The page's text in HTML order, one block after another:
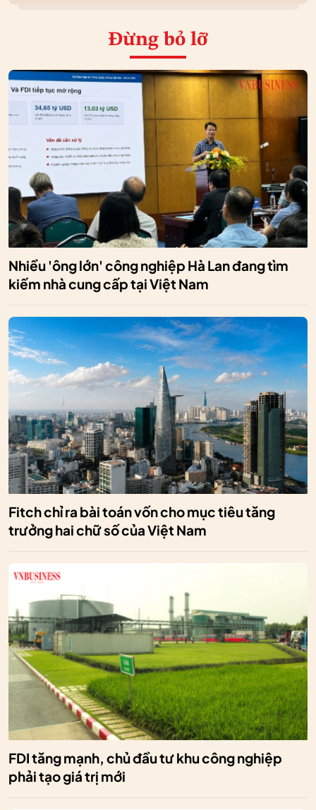
Đừng bỏ lỡ
Nhiều 'ông lớn' công nghiệp Hà Lan đang tìm
kiếm nhà cung cấp tại Việt Nam
Fitch chỉ ra bài toán vốn cho mục tiêu tăng
trưởng hai chữ số của Việt Nam
FDI tăng mạnh, chủ đầu tư khu công nghiệp
phải tạo giá trị mới